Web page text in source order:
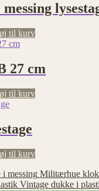
til kurv
27 cm
til kurv
til kurv
Militærhue
Vintage dukke i